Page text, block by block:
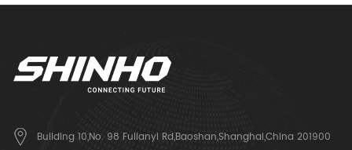
Building 10,No. 98 Fulianyi Rd,Baoshan,Shanghai,China 201900